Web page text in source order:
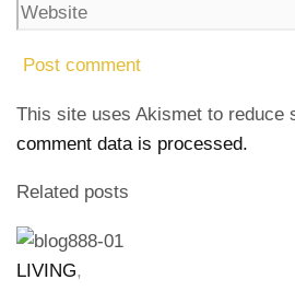
This site uses Akismet to reduce
comment data is processed.
Related posts
LIVING,